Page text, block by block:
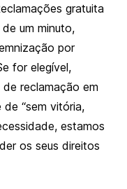
gratuita
um minuto,
por
for elegível,
reclamação em
“sem vitória,
estamos
os seus direitos